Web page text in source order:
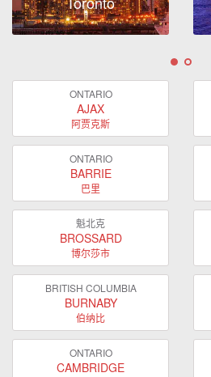
ONTARIO
AJAX
阿贾克斯
ONTARIO
BARRIE
巴里
魁北克
BROSSARD
博尔莎市
BRITISH COLUMBIA
BURNABY
伯纳比
ONTARIO
CAMBRIDGE